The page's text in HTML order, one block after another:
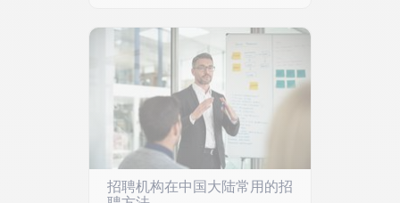
招聘机构在中国大陆常用的招